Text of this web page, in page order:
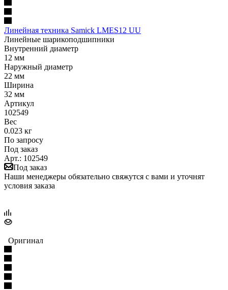
Линейная техника Samick LMES12 UU
Линейные шарикоподшипники
Внутренний диаметр
12 мм
Наружный диаметр
22 мм
Ширина
32 мм
Артикул
102549
Вес
0.023 кг
По запросу
Под заказ
Арт.: 102549
Под заказ
Наши менеджеры обязательно свяжутся с вами и уточнят
условия заказа
Оригинал